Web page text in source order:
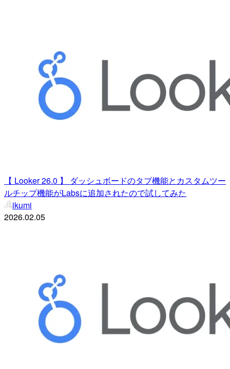
【 Looker 26.0 】 ダッシュボードのタブ機能とカスタムツー
ルチップ機能がLabsに追加されたので試してみた
ikumi
2026.02.05